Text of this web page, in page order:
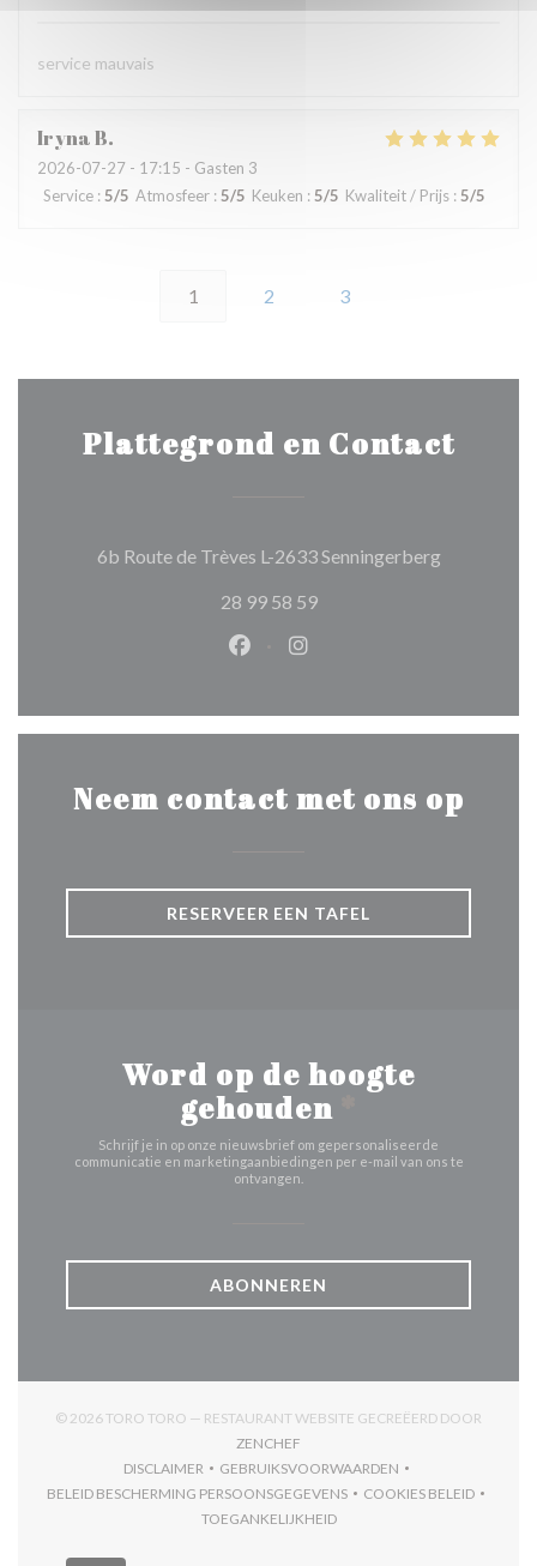
service mauvais
IrynaB
2026-07-27 - 17:15 - Gasten 3
Service : 5/5 Atmosfeer : 5/5 Keuken :5/5 Kwaliteit / Prijs :5/5
1 2 3
Plattegrond en Contact
6b Route de Trèves L-2633 Senningerberg((opent in
28 99 58 59
Facebook ((opent in een nieuw
Instagram ((opent in een
Neem contact met ons op
RESERVEER EEN TAFEL
Word op de hoogte
gehouden
Schrijf je in op onze nieuwsbrief om gepersonaliseerde
communicatie en marketingaanbiedingen per e-mail van ons te
ontvangen.
ABONNEREN
© 2026 TORO TORO — RESTAURANT WEBSITE GECREËERD DOOR
ZENCHEF
DISCLAIMER
((OPENT IN EEN NIEUW VENSTER))
GEBRUIKSVOORWAARDEN
((OPENT IN EEN NIEUW
BELEID BESCHERMING PERSOONSGEGEVENS
((OPENT IN EEN NIEUW VENSTER))
COOKIES BELEID
((OPENT IN EEN
TOEGANKELIJKHEID
((OPENT IN EEN NIEUW VENSTER))